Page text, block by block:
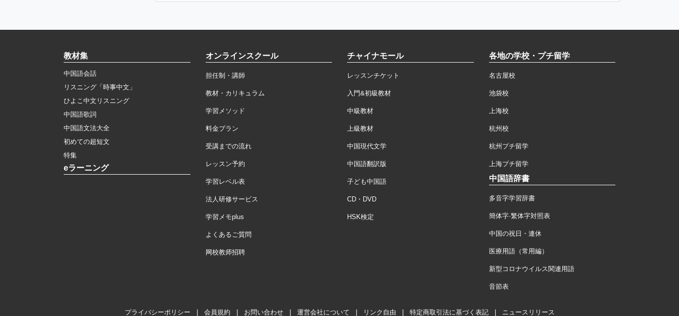
教材集
中国語会話
リスニング「時事中文」
ひよこ中文リスニング
中国語歌詞
中国語文法大全
初めての超短文
特集
eラーニング
オンラインスクール
担任制・講師
教材・カリキュラム
学習メソッド
料金プラン
受講までの流れ
レッスン予約
学習レベル表
法人研修サービス
学習メモplus
よくあるご質問
网校教师招聘
チャイナモール
レッスンチケット
入門&初級教材
中級教材
上級教材
中国現代文学
中国語翻訳版
子ども中国語
CD・DVD
HSK検定
各地の学校・プチ留学
名古屋校
池袋校
上海校
杭州校
杭州プチ留学
上海プチ留学
中国語辞書
多音字学習辞書
簡体字·繁体字対照表
中国の祝日・連休
医療用語（常用編）
新型コロナウイルス関連用語
音節表
プライバシーポリシー 会員規約 お問い合わせ 運営会社について リンク自由 特定商取引法に基づく表記 ニュースリリース